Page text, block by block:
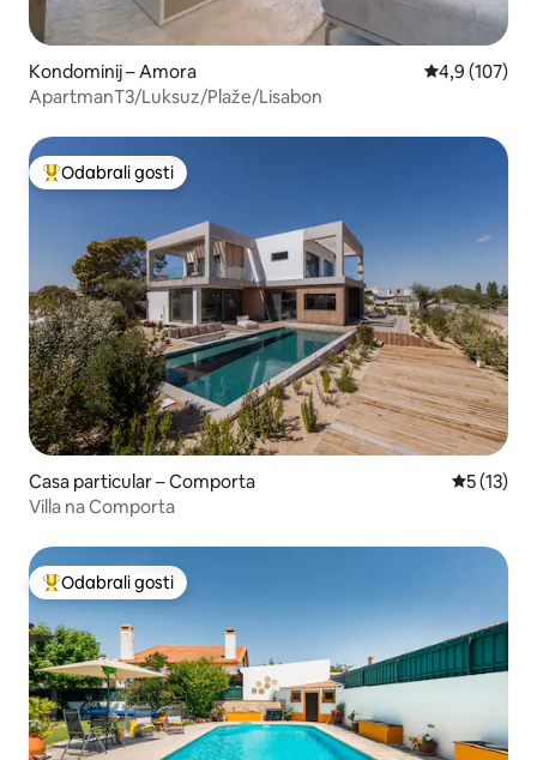
Kondominij – Amora Prosječna
4,9 (107)
ApartmanT3/Luksuz/Plaže/Lisabon
Među najviše rangiranima s oznakom „Odabrali gosti”
Odabrali gosti
Casa particular – Comporta Prosječna
5 (13)
Villa na Comporta
Među najviše rangiranima s oznakom „Odabrali gosti”
Odabrali gosti